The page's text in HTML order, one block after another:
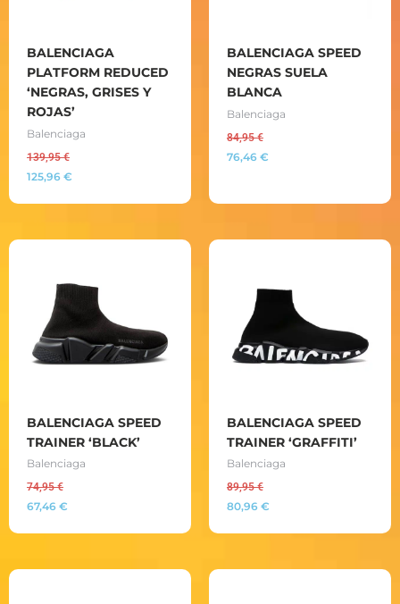
BALENCIAGA
PLATFORM REDUCED
‘NEGRAS, GRISES Y
ROJAS’
Balenciaga
139,95€
125,96 €
BALENCIAGA SPEED
NEGRAS SUELA
BLANCA
Balenciaga
84,95€
76,46 €
BALENCIAGA SPEED
TRAINER ‘BLACK’
Balenciaga
74,95€
67,46 €
BALENCIAGA SPEED
TRAINER ‘GRAFFITI’
Balenciaga
89,95€
80,96 €